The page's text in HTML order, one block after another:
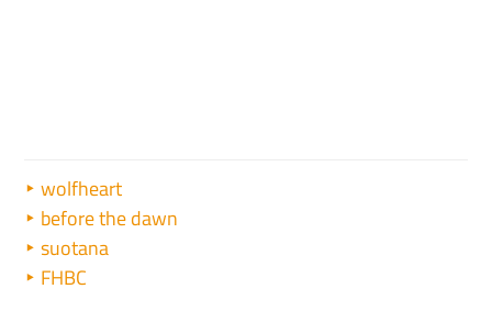
wolfheart
before the dawn
suotana
FHBC